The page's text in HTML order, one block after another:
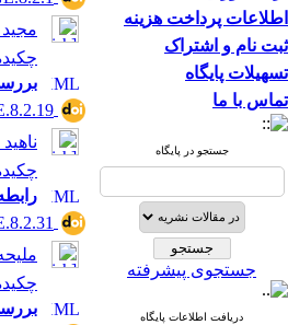
اطلاعات پرداخت هزینه
ثبت نام و اشتراک
تسهیلات پایگاه
تماس با ما
جستجو در پایگاه
جستجوی پیشرفته
دریافت اطلاعات پایگاه